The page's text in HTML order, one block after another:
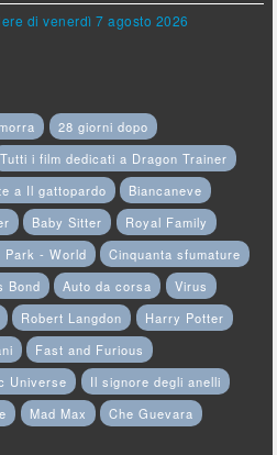
di venerdì 7 agosto 2026
28 giorni dopo
Tutti i film dedicati a Dragon Trainer
a Il gattopardo
Biancaneve
Baby Sitter
Royal Family
Park - World
Cinquanta sfumature
Bond Auto da corsa
Virus
Robert Langdon
Harry Potter
Fast and Furious
Universe
Il signore degli anelli
Mad Max
Che Guevara